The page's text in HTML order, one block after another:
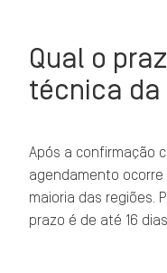
Qual o
técnica da
Após a confirmação
agendamento ocorre
maioria das regiões.
prazo é de até 16